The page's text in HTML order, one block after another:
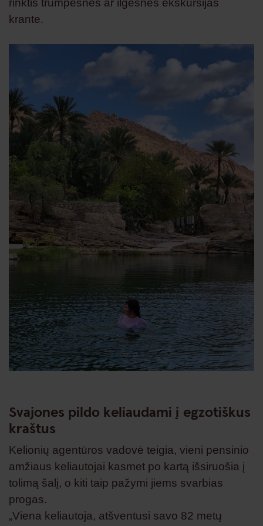
krante.
Svajones pildo keliaudami į egzotiškus
kraštus
Kelionių agentūros vadovė teigia, vieni pensinio
amžiaus keliautojai kasmet po kartą išsiruošia į
tolimą šalį, o kiti taip pažymi jiems svarbias
progas.
„Viena keliautoja, atšventusi savo 82 metų